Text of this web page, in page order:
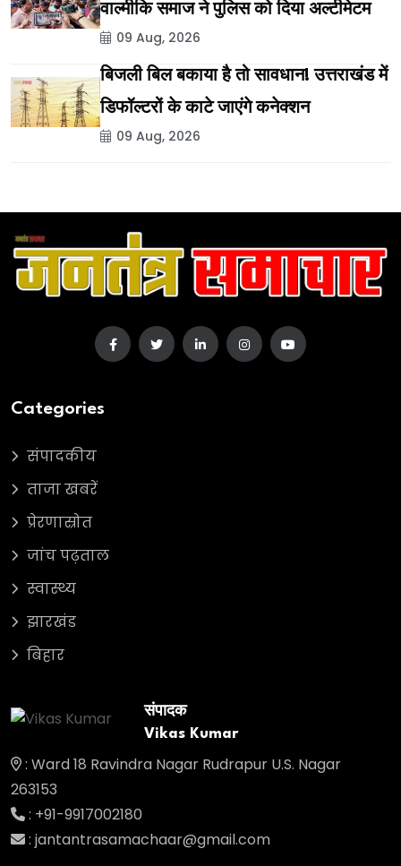
वाल्मीकि समाज ने पुलिस को दिया अल्टीमेटम
09 Aug, 2026
बिजली बिल बकाया है तो सावधान! उत्तराखंड में
डिफॉल्टरों के काटे जाएंगे कनेक्शन
09 Aug, 2026
Categories
संपादकीय
ताजा खबरें
प्रेरणास्रोत
जांच पढ़ताल
स्वास्थ्य
झारखंड
बिहार
संपादक
Vikas Kumar
: Ward 18 Ravindra Nagar Rudrapur U.S. Nagar
263153
: +91-9917002180
: jantantrasamachaar@gmail.com